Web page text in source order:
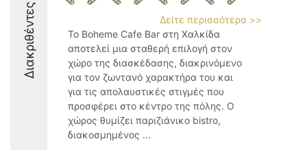
Διακριθέντες
Δείτε περισσότερα >>
Το Boheme Cafe Bar στη Χαλκίδα
αποτελεί μια σταθερή επιλογή στον
χώρο της διασκέδασης, διακρινόμενο
για τον ζωντανό χαρακτήρα του και
για τις απολαυστικές στιγμές που
προσφέρει στο κέντρο της πόλης. Ο
χώρος θυμίζει παριζιάνικο bistro,
διακοσμημένος ...